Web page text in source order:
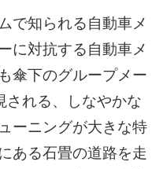
で知られる自動車メ
に対抗する自動車メ
傘下のグループメー
される、しなやかな
ーニングが大きな特
ある石畳の道路を走